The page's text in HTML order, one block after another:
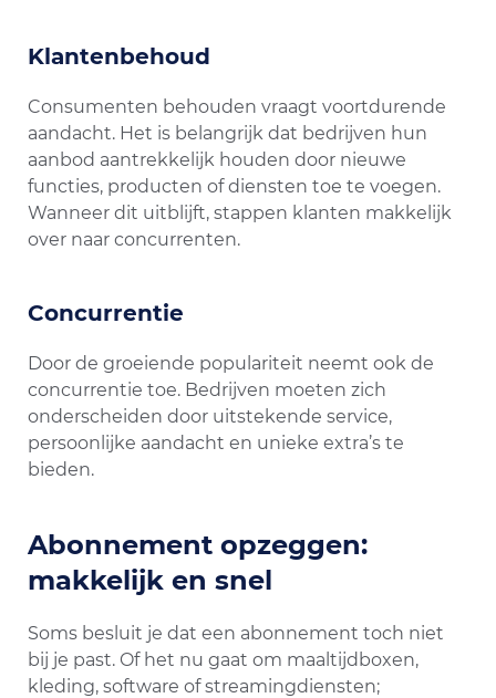
Klantenbehoud
Consumenten behouden vraagt voortdurende
aandacht. Het is belangrijk dat bedrijven hun
aanbod aantrekkelijk houden door nieuwe
functies, producten of diensten toe te voegen.
Wanneer dit uitblijft, stappen klanten makkelijk
over naar concurrenten.
Concurrentie
Door de groeiende populariteit neemt ook de
concurrentie toe. Bedrijven moeten zich
onderscheiden door uitstekende service,
persoonlijke aandacht en unieke extra’s te
bieden.
Abonnement opzeggen:
makkelijk en snel
Soms besluit je dat een abonnement toch niet
bij je past. Of het nu gaat om maaltijdboxen,
kleding, software of streamingdiensten;